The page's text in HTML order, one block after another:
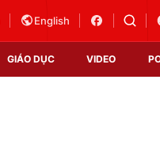
English
GIÁO DỤC VIDEO